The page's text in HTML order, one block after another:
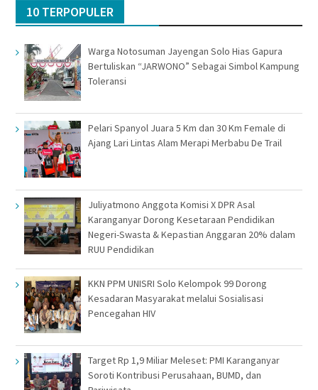
10 TERPOPULER
Warga Notosuman Jayengan Solo Hias Gapura
Bertuliskan “JARWONO” Sebagai Simbol Kampung
Toleransi
Pelari Spanyol Juara 5 Km dan 30 Km Female di
Ajang Lari Lintas Alam Merapi Merbabu De Trail
Juliyatmono Anggota Komisi X DPR Asal
Karanganyar Dorong Kesetaraan Pendidikan
Negeri-Swasta & Kepastian Anggaran 20% dalam
RUU Pendidikan
KKN PPM UNISRI Solo Kelompok 99 Dorong
Kesadaran Masyarakat melalui Sosialisasi
Pencegahan HIV
Target Rp 1,9 Miliar Meleset: PMI Karanganyar
Soroti Kontribusi Perusahaan, BUMD, dan